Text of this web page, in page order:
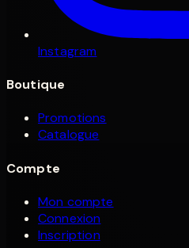
Instagram
Boutique
Promotions
Catalogue
Compte
Mon compte
Connexion
Inscription